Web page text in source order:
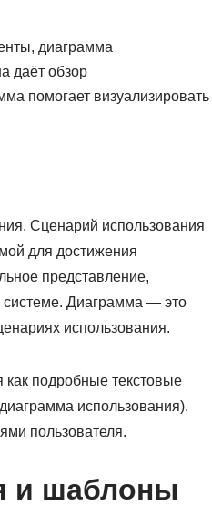
диаграмма
даёт обзор
помогает визуализировать
Сценарий использования
для достижения
представление,
системе. Диаграмма — это
использования.
подробные текстовые
использования).
пользователя.
и шаблоны